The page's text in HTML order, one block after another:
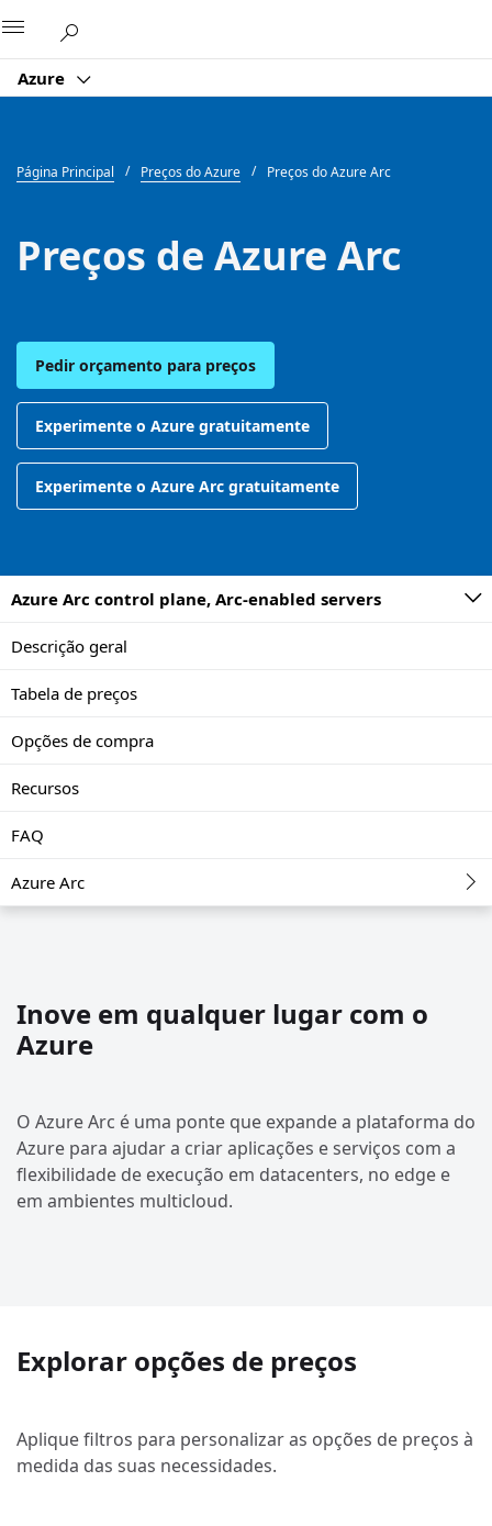
Azure
Página Principal Preços do Azure Preços do Azure Arc
Preços de Azure Arc
Pedir orçamento para preços
Experimente o Azure gratuitamente
Experimente o Azure Arc gratuitamente
Azure Arc control plane, Arc-enabled servers
Descrição geral
Tabela de preços
Opções de compra
Recursos
FAQ
Azure Arc
Inove em qualquer lugar com o
Azure
O Azure Arc é uma ponte que expande a plataforma do
Azure para ajudar a criar aplicações e serviços com a
flexibilidade de execução em datacenters, no edge e
em ambientes multicloud.
Explorar opções de preços
Aplique filtros para personalizar as opções de preços à
medida das suas necessidades.